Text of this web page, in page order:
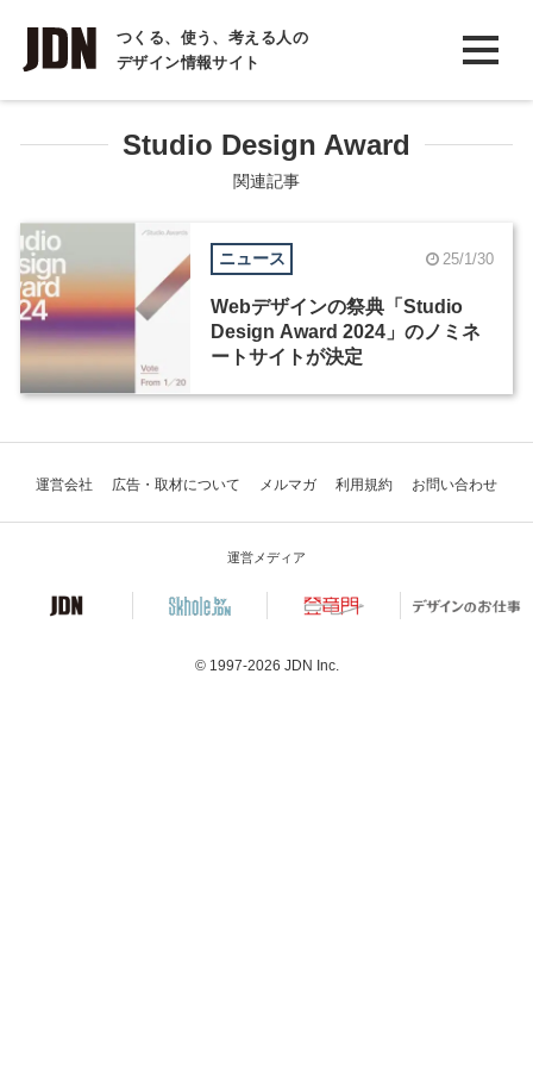
つくる、使う、考える人の
デザイン情報サイト
INTERVIEW
インタビュー
REPORT
COLUMN
Studio Design Award
関連記事
ニュース 25/1/30
Webデザインの祭典「Studio
Design Award 2024」のノミネ
ートサイトが決定
運営会社 広告・取材について メルマガ 利用規約 お問い合わせ
運営メディア
© 1997-2026 JDN Inc.